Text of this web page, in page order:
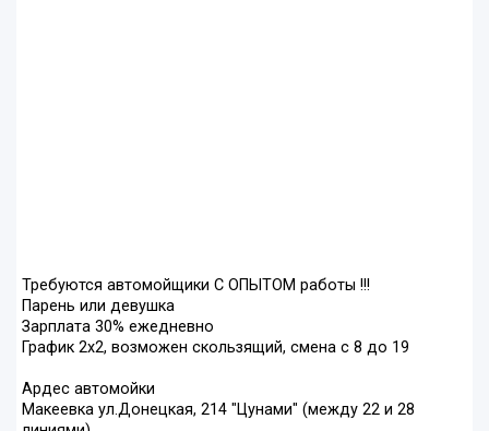
Требуются автомойщики С ОПЫТОМ работы !!!
Парень или девушка
Зарплата 30% ежедневно
График 2х2, возможен скользящий, смена с 8 до 19
Ардес автомойки
Макеевка ул.Донецкая, 214 "Цунами" (между 22 и 28